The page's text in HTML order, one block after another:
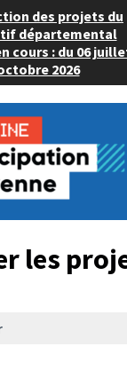
des projets du
départemental
cours : du 06
2026
2024
déposés
les